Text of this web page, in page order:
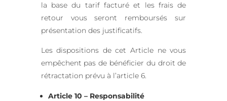
la base du tarif facturé et les frais de
retour vous seront remboursés sur
présentation des justificatifs.
Les dispositions de cet Article ne vous
empêchent pas de bénéficier du droit de
rétractation prévu à l’article 6.
Article 10 – Responsabilité